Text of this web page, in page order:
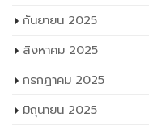
กันยายน 2025
สิงหาคม 2025
กรกฎาคม 2025
มิถุนายน 2025